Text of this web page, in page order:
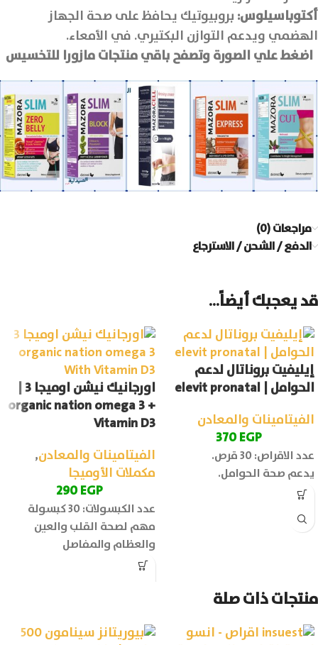
أكتوباسيلوس: بروبيوتيك يحافظ على صحة الجهاز
الهضمي ويدعم التوازن البكتيري. في الأمعاء.
اضغط علي الصورة وتصفح باقي منتجات مازورا للتخسيس
مراجعات (0)
الدفع / الشحن / الاسترجاع
قد يعجبك أيضاً…
إيليفيت بروناتال لدعم
الحوامل | elevit pronatal
الفيتامينات والمعادن
370EGP
عدد الاقراص: 30 قرص.
يدعم صحة الحوامل.
اورجانيك نيشن اوميجا 3 |
organic nation omega 3 +
Vitamin D3
الفيتامينات والمعادن,
مكملات الأوميجا
290EGP
عدد الكبسولات: 30 كبسولة
مهم لصحة القلب والعين
والعظام والمفاصل
منتجات ذات صلة